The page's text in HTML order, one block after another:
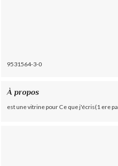
9531564-3-0
À propos
est une vitrine pour Ce que j'écris(1 ere